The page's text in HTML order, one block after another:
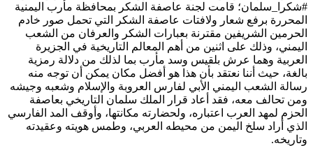
#شكرا_سلمان؛ قامت لجنة عاصفة الشكر بمحافظة مأرب اليمنية
المحررة برفع شعار ولافتات عاصفة الشكر التي تحمل صور خادم
الحرمين الشريفين مقترنة بعبارات الشكر والعرفان من الشعب
اليمني، وذلك على اثنين من أهم المعالم التاريخية في الجزيرة
العربية وهما عرش بلقيس وسد مأرب بما لذلك من دلالة رمزية
بالغة، حيث أننا نعتقد بأن هذا هو أفضل مكان يمكن أن توجه منه
رسالة الشعب اليمني الأبي لفارس العروبة والإسلام وشعبه وجيشه
ومن تحالف معه، فقد أعاد قرار الملك سلمان التاريخي بعاصفة
الحزم لمهد العرب اعتباره، ولحضارته مكانتها، وأوقف المد الفارسي
الذي أراد سلخ اليمن من محيطه العربي، وطمس هويته وعقيدته
وتاريخه.